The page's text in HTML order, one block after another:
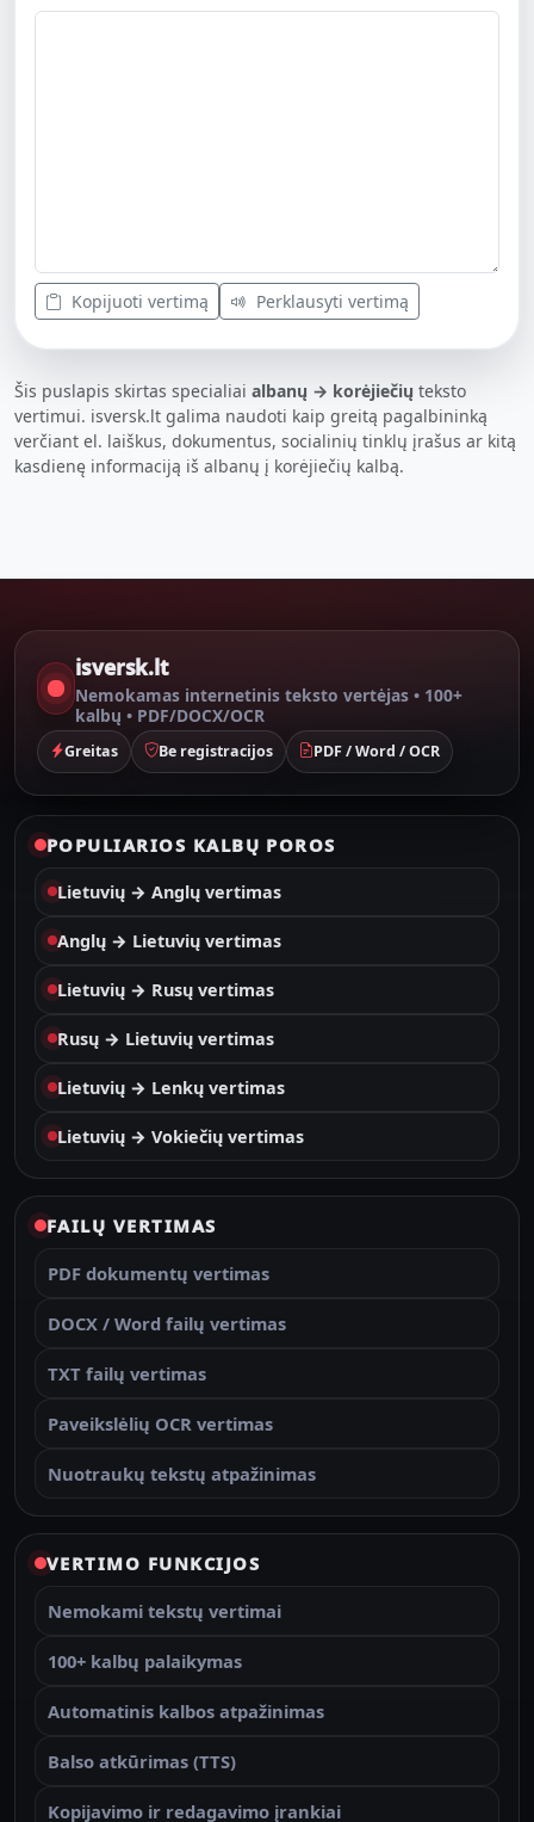
Kopijuoti vertimą Perklausyti vertimą
Šis puslapis skirtas specialiai albanų → korėjiečių teksto
vertimui. isversk.lt galima naudoti kaip greitą pagalbininką
verčiant el. laiškus, dokumentus, socialinių tinklų įrašus ar kitą
kasdienę informaciją iš albanų į korėjiečių kalbą.
isversk.lt
Nemokamas internetinis teksto vertėjas • 100+
kalbų • PDF/DOCX/OCR
Greitas Be registracijos PDF / Word / OCR
POPULIARIOS KALBŲ POROS
Lietuvių → Anglų vertimas
Anglų → Lietuvių vertimas
Lietuvių → Rusų vertimas
Rusų → Lietuvių vertimas
Lietuvių → Lenkų vertimas
Lietuvių → Vokiečių vertimas
FAILŲ VERTIMAS
PDF dokumentų vertimas
DOCX / Word failų vertimas
TXT failų vertimas
Paveikslėlių OCR vertimas
Nuotraukų tekstų atpažinimas
VERTIMO FUNKCIJOS
Nemokami tekstų vertimai
100+ kalbų palaikymas
Automatinis kalbos atpažinimas
Balso atkūrimas (TTS)
Kopijavimo ir redagavimo įrankiai